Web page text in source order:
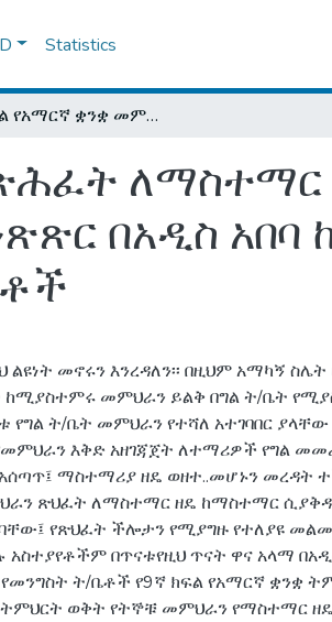
Statistics
የ9ኛ ክፍል የአማርኛ ቋንቋ መምህራን ጽሕፈት ለማስተማር የሚጠቀሟቸው የማስተማር ዘዴዎች ንጽጽር በአዲስ አበባ ከተማ አስተዳደር በአየር ጤና እና በክሩዝ 2ኛ ደረረጃ ት/ቤቶች
ለማስተማር
በአዲስ አበባ
መኖሩን እንረዳለን፡፡ በዚህም አማካኝ ስሌት
መምህራን ይልቅ በግል ት/ቤት
ት/ቤት መምህራን የተሻለ አተገባበር
እቅድ አዘገጃጀት ለተማሪዎች የግል
ማስተማሪያ ዘዴ ወዘተ..መሆኑን መረዳት
ጽህፈት ለማስተማር ዘዴ ከማስተማር
የጽህፈት ችሎታን የሚያግዙ የተለያዩ
በጥናቱየዚህ ጥናት ዋና አላማ
ት/ቤቶች የ9ኛ ክፍል የአማርኛ ቋንቋ
ወቅት የትኞቹ መምህራን የማስተማር